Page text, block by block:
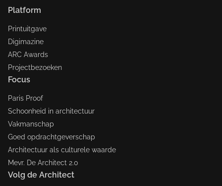
Platform
Printuitgave
Digimazine
ARC Awards
Projectbezoeken
Focus
Paris Proof
Schoonheid in architectuur
Vakmanschap
Goed opdrachtgeverschap
Architectuur als culturele waarde
Mevr. De Architect 2.0
Volg de Architect